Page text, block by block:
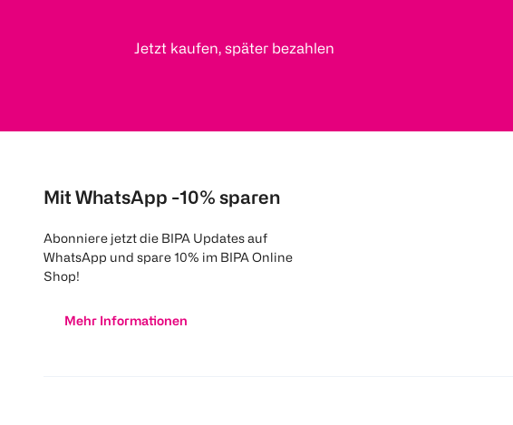
Jetzt kaufen, später bezahlen
Mit WhatsApp -10% sparen
Abonniere jetzt die BIPA Updates auf
WhatsApp und spare 10% im BIPA Online
Shop!
Mehr Informationen